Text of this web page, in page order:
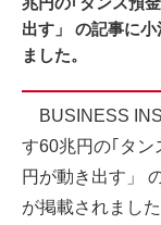
出す」 の記事に
ました。
BUSINESS
す60兆円の｢タン
円が動き出す」
が掲載されました